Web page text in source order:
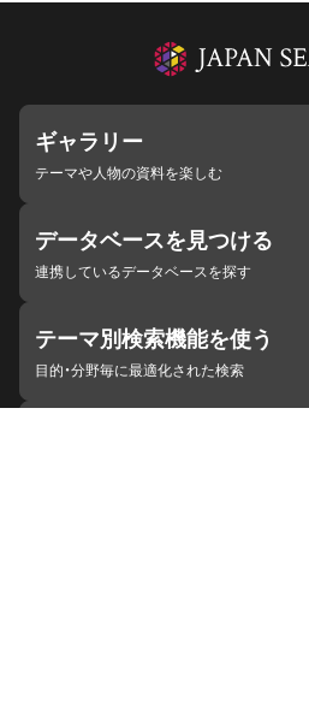
ギャラリー
テーマや人物の資料を楽しむ
データベースを見つける
連携しているデータベースを探す
テーマ別検索機能を使う
目的・分野毎に最適化された検索